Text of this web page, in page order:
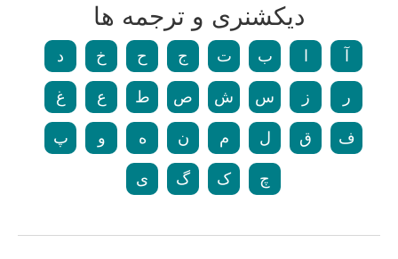
دیکشنری و ترجمه ها
ب ت ج ح خ د
ر ز س ش ص ط ع غ
ف ق ل م ن ه و پ
چ ک گ ی